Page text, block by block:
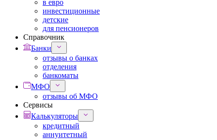
в евро
инвестиционные
детские
для пенсионеров
Справочник
Банки
отзывы о банках
отделения
банкоматы
МФО
отзывы об МФО
Сервисы
Калькуляторы
кредитный
аннуитетный